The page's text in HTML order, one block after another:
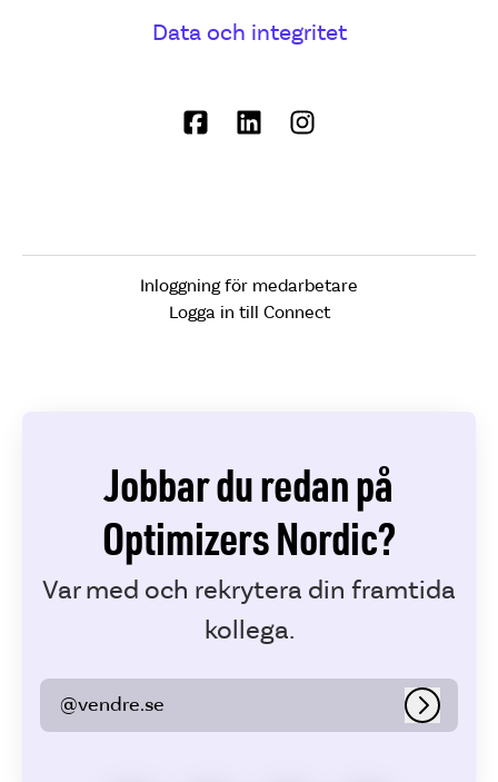
Data och integritet
Inloggning för medarbetare
Logga in till Connect
Jobbar du redan på
Optimizers Nordic?
Var med och rekrytera din framtida
kollega.
@vendre.se Logga in